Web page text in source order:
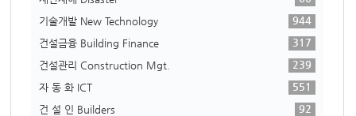
기술개발 New Technology
944
건설금융 Building Finance
317
건설관리 Construction Mgt.
239
자 동 화 ICT
551
건 설 인 Builders
92